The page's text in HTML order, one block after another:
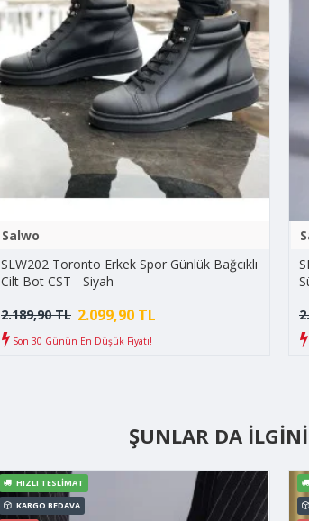
Salwo
SLW202 Toronto Erkek Spor Günlük Bağcıklı
Cilt Bot CST - Siyah
2.099,90 TL
2.189,90 TL
Son 30 Günün En Düşük Fiyatı!
ŞUNLAR DA
KARGO BEDAVA
HIZLI TESLIMAT